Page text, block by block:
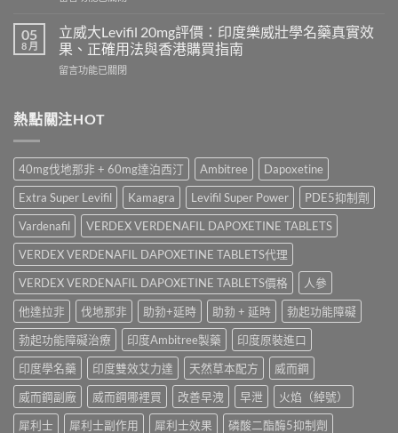
選？
2026
效
錢、
用
全
面
比
較
與
香
港
購
買
指
南〉
中
好？
Cenforce-
100、
Kamagra
Oral
面
比
較〉
中
20mg
香
港
哪
犀
學
名
購
買
渠
道、
價
錢
與
真
假
辨
別
指
南〉
中
05
8 月
立威大Levifil 20mg評價：印度樂威壯學名藥真實效
果、正確用法與香港購買指南
在
大
Levifil
評
價：
印
度
樂
威
壯
學
名
藥
真
實
效
果、
正
確
用
法
留言功能已關閉
熱點關注HOT
40mg伐地那非 + 60mg達泊西汀 Ambitree
Dapoxetine
Extra Super Levifil
Kamagra Levifil Super Power
PDE5抑制劑
Vardenafil
VERDEX VERDENAFIL DAPOXETINE TABLETS
VERDEX VERDENAFIL DAPOXETINE TABLETS代理
VERDEX VERDENAFIL DAPOXETINE TABLETS價格
人參
他達拉非
伐地那非 助勃+延時 助勃 + 延時
勃起功能障礙
勃起功能障礙治療
印度Ambitree製藥
印度原裝進口
印度學名藥
印度雙效艾力達 天然草本配方
威而鋼
威而鋼副廠
威而鋼哪裡買 改善早洩 早泄
火焰（綽號）
犀利士
犀利士副作用 犀利士效果
磷酸二酯酶5抑制劑